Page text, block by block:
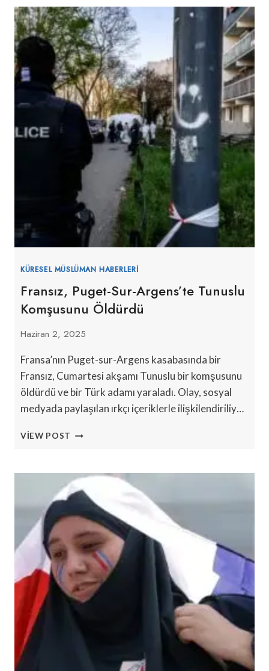
ZAFERI
SONRASI
FILISTIN
BAYRAĞINI
YASAKLADI
KÜRESEL MÜSLÜMAN HABERLERI
Fransız, Puget-Sur-Argens’te Tunuslu
Komşusunu Öldürdü
Haziran 2, 2025
Fransa’nın Puget-sur-Argens kasabasında bir
Fransız, Cumartesi akşamı Tunuslu bir komşusunu
öldürdü ve bir Türk adamı yaraladı. Olay, sosyal
medyada paylaşılan ırkçı içeriklerle ilişkilendiriliy…
VIEW POST FRANSIZ,
TUNUSLU
KOMŞUSUNU
ÖLDÜRDÜ